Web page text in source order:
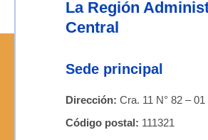
La Región
Central
Sede principal
Dirección: Cra. 11 N° 82 –
Código postal: 111321